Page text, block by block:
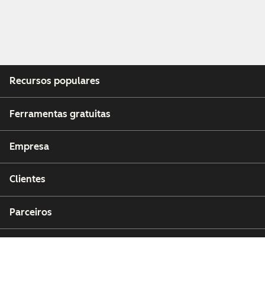
Recursos populares
Ferramentas gratuitas
Empresa
Clientes
Parceiros